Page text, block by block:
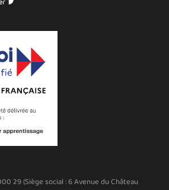
29 (Siège social : 6 Avenue du Château